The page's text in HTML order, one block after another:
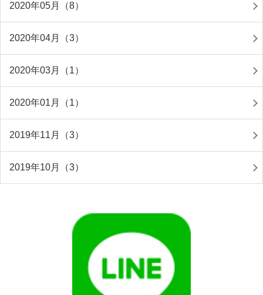
2020年05月（8）
2020年04月（3）
2020年03月（1）
2020年01月（1）
2019年11月（3）
2019年10月（3）